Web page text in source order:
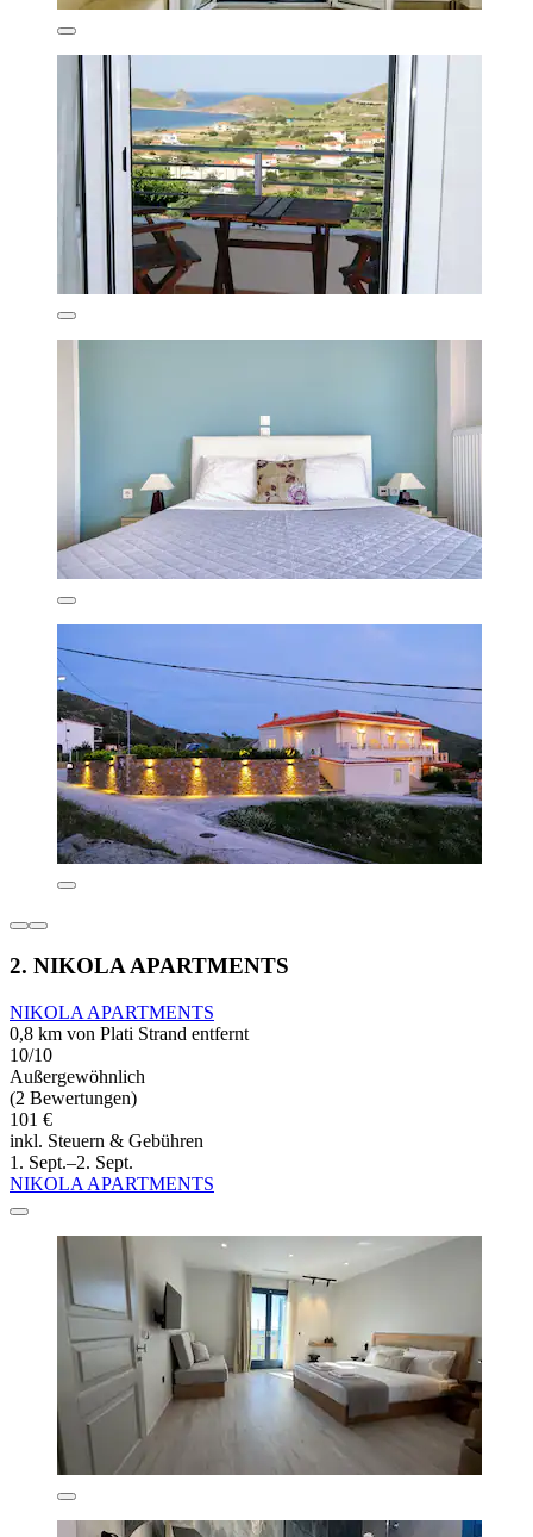
2. NIKOLA APARTMENTS
NIKOLA APARTMENTS
0,8 km von Plati Strand entfernt
10/10
Außergewöhnlich
(2 Bewertungen)
101 €
inkl. Steuern & Gebühren
1. Sept.–2. Sept.
NIKOLA APARTMENTS